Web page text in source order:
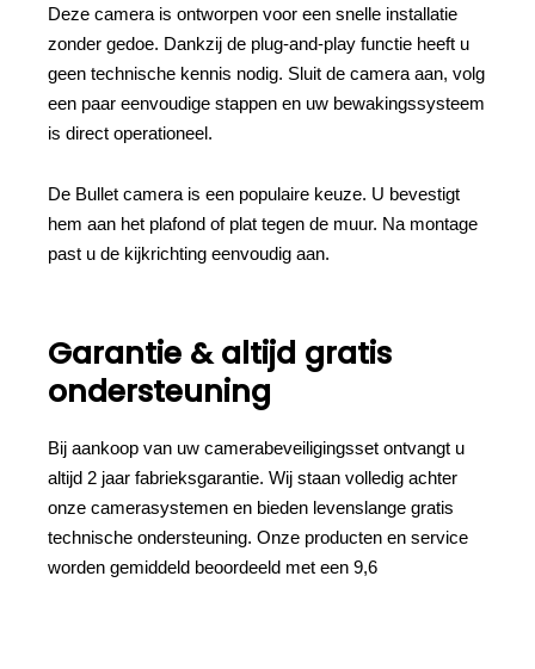
Deze camera is ontworpen voor een snelle installatie
zonder gedoe. Dankzij de plug-and-play functie heeft u
geen technische kennis nodig. Sluit de camera aan, volg
een paar eenvoudige stappen en uw bewakingssysteem
is direct operationeel.
De Bullet camera is een populaire keuze. U bevestigt
hem aan het plafond of plat tegen de muur. Na montage
past u de kijkrichting eenvoudig aan.
Garantie & altijd gratis
ondersteuning
Bij aankoop van uw camerabeveiligingsset ontvangt u
altijd 2 jaar fabrieksgarantie. Wij staan volledig achter
onze camerasystemen en bieden levenslange gratis
technische ondersteuning. Onze producten en service
worden gemiddeld beoordeeld met een 9,6